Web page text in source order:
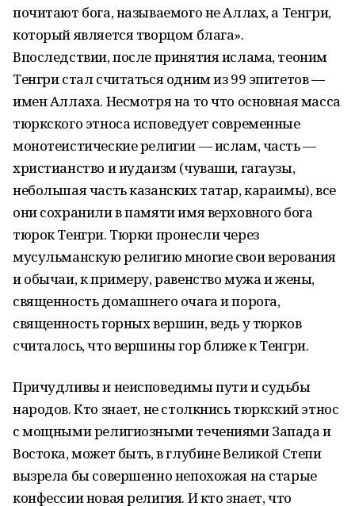
почитают бога, называемого не Аллах, а Тенгри,
который является творцом блага».
Впоследствии, после принятия ислама, теоним
Тенгри стал считаться одним из 99 эпитетов —
имен Аллаха. Несмотря на то что основная масса
тюркского этноса исповедует современные
монотеистические религии — ислам, часть —
христианство и иудаизм (чуваши, гагаузы,
небольшая часть казанских татар, караимы), все
они сохранили в памяти имя верховного бога
тюрок Тенгри. Тюрки пронесли через
мусульманскую религию многие свои верования
и обычаи, к примеру, равенство мужа и жены,
священность домашнего очага и порога,
священность горных вершин, ведь у тюрков
считалось, что вершины гор ближе к Тенгри.
Причудливы и неисповедимы пути и судьбы
народов. Кто знает, не столкнись тюркский этнос
с мощными религиозными течениями Запада и
Востока, может быть, в глубине Великой Степи
вызрела бы совершенно непохожая на старые
конфессии новая религия. И кто знает, что